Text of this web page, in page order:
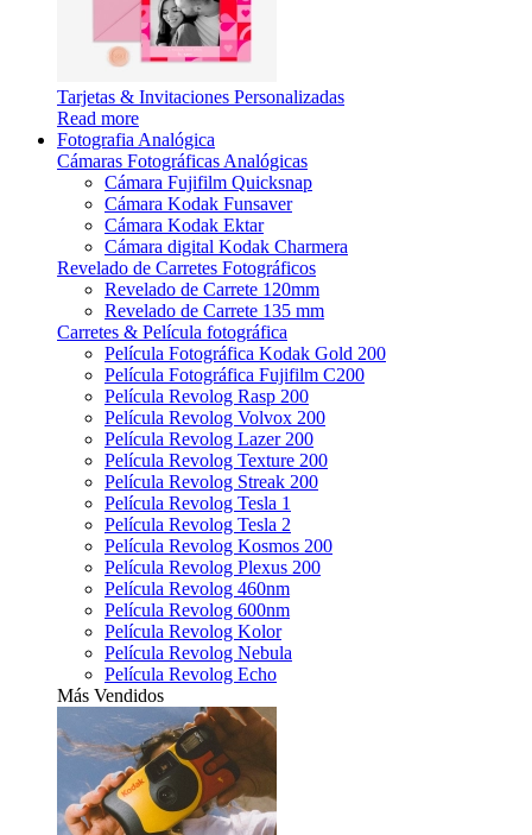
Tarjetas & Invitaciones Personalizadas
Read more
Fotografia Analógica
Cámaras Fotográficas Analógicas
Cámara Fujifilm Quicksnap
Cámara Kodak Funsaver
Cámara Kodak Ektar
Cámara digital Kodak Charmera
Revelado de Carretes Fotográficos
Revelado de Carrete 120mm
Revelado de Carrete 135 mm
Carretes & Película fotográfica
Película Fotográfica Kodak Gold 200
Película Fotográfica Fujifilm C200
Película Revolog Rasp 200
Película Revolog Volvox 200
Película Revolog Lazer 200
Película Revolog Texture 200
Película Revolog Streak 200
Película Revolog Tesla 1
Película Revolog Tesla 2
Película Revolog Kosmos 200
Película Revolog Plexus 200
Película Revolog 460nm
Película Revolog 600nm
Película Revolog Kolor
Película Revolog Nebula
Película Revolog Echo
Más Vendidos